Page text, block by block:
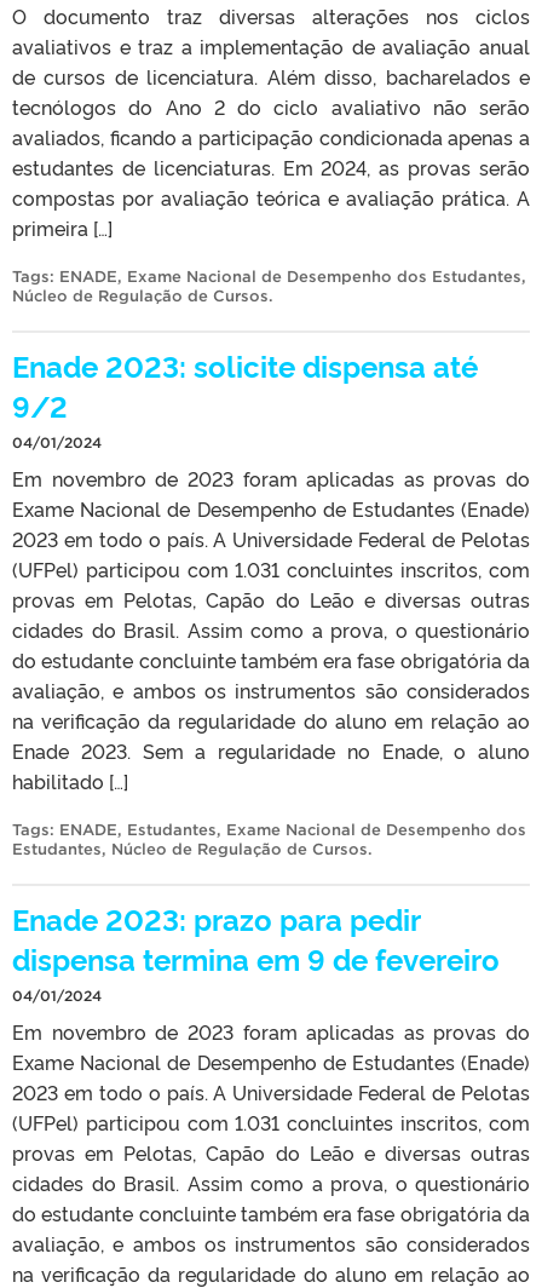
O documento traz diversas alterações nos ciclos
avaliativos e traz a implementação de avaliação anual
de cursos de licenciatura. Além disso, bacharelados e
tecnólogos do Ano 2 do ciclo avaliativo não serão
avaliados, ficando a participação condicionada apenas a
estudantes de licenciaturas. Em 2024, as provas serão
compostas por avaliação teórica e avaliação prática. A
primeira […]
Tags: ENADE, Exame Nacional de Desempenho dos Estudantes,
Núcleo de Regulação de Cursos.
Enade 2023: solicite dispensa até
9/2
04/01/2024
Em novembro de 2023 foram aplicadas as provas do
Exame Nacional de Desempenho de Estudantes (Enade)
2023 em todo o país. A Universidade Federal de Pelotas
(UFPel) participou com 1.031 concluintes inscritos, com
provas em Pelotas, Capão do Leão e diversas outras
cidades do Brasil. Assim como a prova, o questionário
do estudante concluinte também era fase obrigatória da
avaliação, e ambos os instrumentos são considerados
na verificação da regularidade do aluno em relação ao
Enade 2023. Sem a regularidade no Enade, o aluno
habilitado […]
Tags: ENADE, Estudantes, Exame Nacional de Desempenho dos
Estudantes, Núcleo de Regulação de Cursos.
Enade 2023: prazo para pedir
dispensa termina em 9 de fevereiro
04/01/2024
Em novembro de 2023 foram aplicadas as provas do
Exame Nacional de Desempenho de Estudantes (Enade)
2023 em todo o país. A Universidade Federal de Pelotas
(UFPel) participou com 1.031 concluintes inscritos, com
provas em Pelotas, Capão do Leão e diversas outras
cidades do Brasil. Assim como a prova, o questionário
do estudante concluinte também era fase obrigatória da
avaliação, e ambos os instrumentos são considerados
na verificação da regularidade do aluno em relação ao